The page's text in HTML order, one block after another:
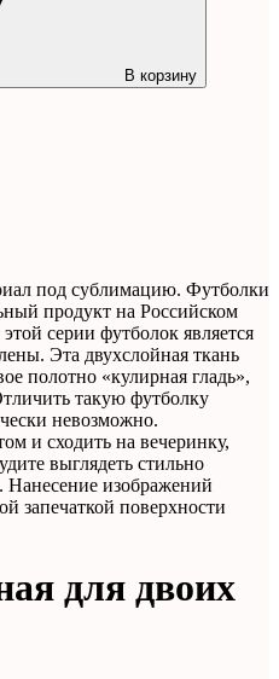
В корзину
под сублимацию. Футболки
продукт на Российском
серии футболок является
Эта двухслойная ткань
полотно «кулирная гладь»,
такую футболку
невозможно.
и сходить на вечеринку,
выглядеть стильно
Нанесение изображений
запечаткой поверхности
для двоих